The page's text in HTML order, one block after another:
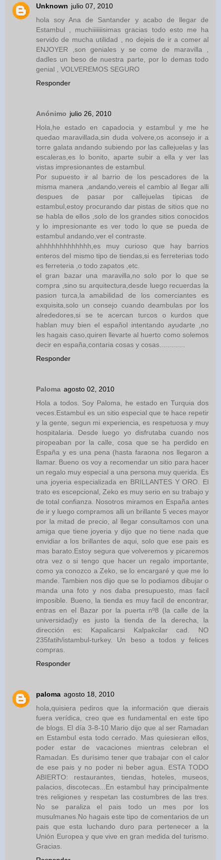
Unknown julio 07, 2010
hola soy Ana de Santander y acabo de llegar de
Estambul , muchiiiiiiisimas gracias todo esto me ha
servido de mucha utilidad , no dejeis de ir a comer al
ENJOYER ,son geniales y se come de maravilla ,
dadles un beso de nuestra parte, por lo demas todo
genial , VOLVEREMOS SEGURO
Responder
Anónimo julio 26, 2010
Hola,he estado en capadocia y estambul y me he
quedao maravillada,sin duda volvere,os aconsejo ir a
torre galata andando subiendo por las callejuelas y las
escaleras,es lo bonito, aparte subir a ella y ver las
vistas impresionantes de estambul.
Por supuesto ir al barrio de los pescadores de la
misma manera ,andando,vereis el cambio al llegar alli
despues de pasar por callejuelas tipicas de
estambul,estoy procurando dar pistas de sitios que no
se habla de ellos ,solo de los grandes sitios conocidos
y lo impresionante es ver todo lo que se pueda de
estambul andando,ver el contraste.
ahhhhhhhhhhhhh,es muy curioso que hay barrios
enteros del mismo tipo de tiendas,si es ferreterias todo
es ferreteria ,o todo zapatos ,etc.
el gran bazar una maravilla,no solo por lo que se
compra ,sino su arquitectura,desde luego recuerdas la
pasion turca,la amabilidad de los comerciantes es
exquisita,solo un consejo cuando deambulas por los
alrededores,si se te acercan turcos o kurdos que
hablan muy bien el español intentando ayudarte ,no
les hagais caso,quiren llevarte al huerto como solemos
decir en españa,contaria cosas y cosas.............
Responder
Paloma agosto 02, 2010
Hola a todos. Soy Paloma, he estado en Turquia dos
veces.Estambul es un sitio especial que te hace repetir
y la gente, segun mi experiencia, es respetuosa y muy
hospitalaria. Desde luego yo disfrutaba cuando nos
piropeaban por la calle, cosa que se ha perdido en
España y es una pena (hasta faraona nos llegaron a
llamar. Bueno os voy a recomendar un sitio para hacer
un regalo muy especial a una persona muy querida. Es
una joyeria especializada en BRILLANTES Y ORO. El
trato es escepcional, Zeko es muy serio en su trabajo y
de total confianza. Nosotros miramos en España antes
de ir y luego compramos alli un brillante 5 veces mayor
por la mitad de precio, al llegar consultamos con una
amiga que tiene joyeria y dijo que no tiene nada que
envidiar a los brillantes de aqui, solo que ese pais es
mas barato.Estoy segura que volveremos y picaremos
otra vez o si tengo que hacer un regalo importante,
como ya conozco a Zeko, se lo encargaré y que me lo
mande. Tambien nos dijo que se lo podiamos dibujar o
manda una foto y nos daba presupuesto, mas facil
imposible. Bueno, la tienda es muy facil de encontrar,
entras en el Bazar por la puerta nº8 (la calle de la
universidad)y es justo la tienda de la derecha, la
dirección es: Kapalicarsi Kalpakcilar cad. NO
235fatih/istambul-turkey. Un beso a todos y felices
compras.
Responder
paloma agosto 18, 2010
hola,quisiera pediros que la información que dierais
fuera verídica, creo que es fundamental en este tipo
de blogs. El día 3-8-10 Mario dijo que al ser Ramadan
en Estambul esta todo cerrado. Mas quiesieran ellos,
poder estar de vacaciones mientras celebran el
Ramadan. Es durísimo tener que trabajar con el calor
de ese pais y no poder ni beber agua. ESTA TODO
ABIERTO: restaurantes, tiendas, hoteles, museos,
palacios, discotecas...En estambul hay principalmente
tres religiones y respetan las costumbres de las tres.
No se paraliza el pais todo un mes por los
musulmanes.No hagais este tipo de comentarios de un
pais que esta luchando duro para pertenecer a la
Unión Europea y que vive en gran medida del turismo.
Gracias.